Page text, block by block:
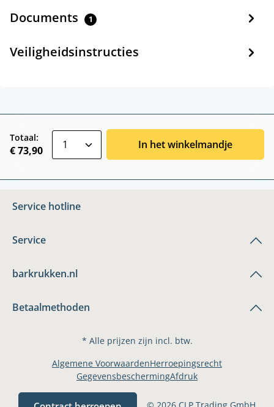
Documents 1
Veiligheidsinstructies
Totaal:
€ 73,90 In het winkelmandje
Service hotline
Service
barkrukken.nl
Betaalmethoden
* Alle prijzen zijn incl. btw.
Algemene VoorwaardenHerroepingsrecht
GegevensbeschermingAfdruk